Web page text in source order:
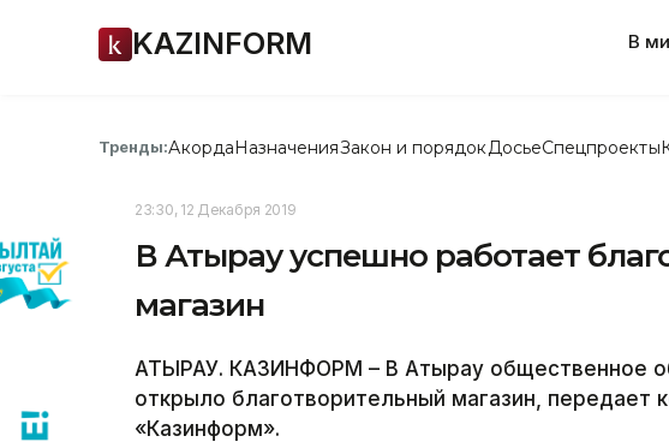
KAZINFORM В
Тренды:АкордаНазначенияЗакон и порядок ДосьеСпецпроекты
23:30, 12 Декабря 2019
В Атырау успешно работает
магазин
АТЫРАУ. КАЗИНФОРМ – В Атырау общественное
открыло благотворительный магазин, передает
«Казинформ».